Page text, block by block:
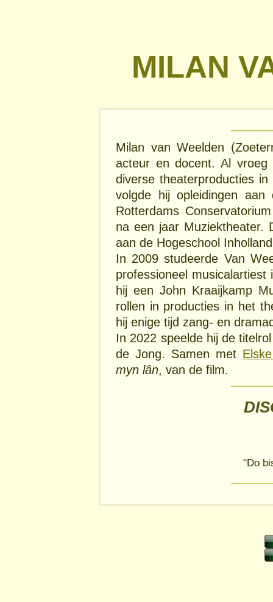
MILAN
Milan van Weelden
acteur en docent. Al
diverse theaterproducties
volgde hij opleidingen
Rotterdams
na een jaar Muziektheater.
aan de Hogeschool
In 2009 studeerde Van
professioneel
hij een John Kraaijkamp
rollen in producties in het
hij enige tijd zang- en
In 2022 speelde hij de
de Jong. Samen met
myn lân, van de film.
"Do